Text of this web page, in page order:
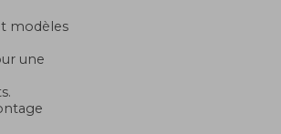
modèles
une